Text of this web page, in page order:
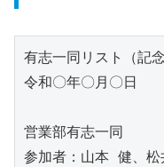
有志一同リスト（記念
令和〇年〇月〇日
営業部有志一同